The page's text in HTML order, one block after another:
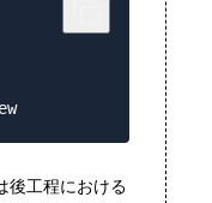
後工程における